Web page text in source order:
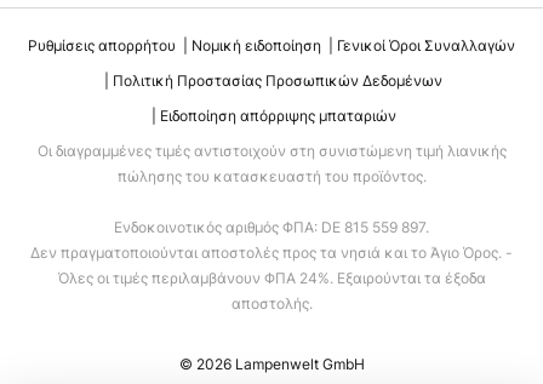
Ρυθμίσεις απορρήτου Νομική ειδοποίηση
Γενικοί Όροι Συναλλαγών
Πολιτική Προστασίας Προσωπικών Δεδομένων
Ειδοποίηση απόρριψης μπαταριών
Οι διαγραμμένες τιμές αντιστοιχούν στη συνιστώμενη τιμή λιανικής
πώλησης του κατασκευαστή του προϊόντος.
Ενδοκοινοτικός αριθμός ΦΠΑ: DE 815 559 897.
Δεν πραγματοποιούνται αποστολές προς τα νησιά και το Άγιο Όρος. -
Όλες οι τιμές περιλαμβάνουν ΦΠΑ 24%. Εξαιρούνται τα έξοδα
αποστολής.
© 2026 Lampenwelt GmbH